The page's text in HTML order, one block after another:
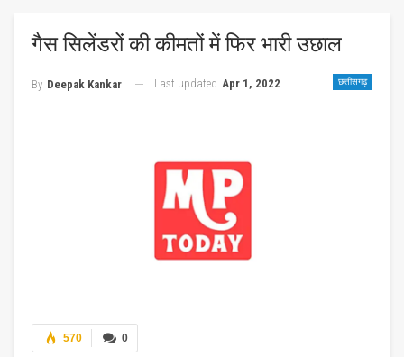
गैस सिलेंडरों की कीमतों में फिर भारी उछाल
छत्तीसगढ़
By Deepak Kankar Last updated Apr 1, 2022
0
570